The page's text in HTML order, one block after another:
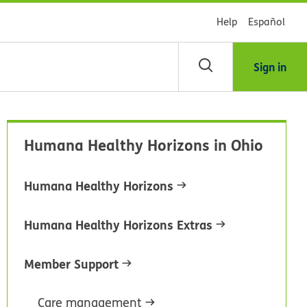
Help Español
Sign in
Humana Healthy Horizons in Ohio
Humana Healthy Horizons
Humana Healthy Horizons Extras
Member Support
Care management